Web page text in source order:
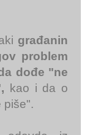
građanin
problem
dođe "ne
kao i da o
piše".